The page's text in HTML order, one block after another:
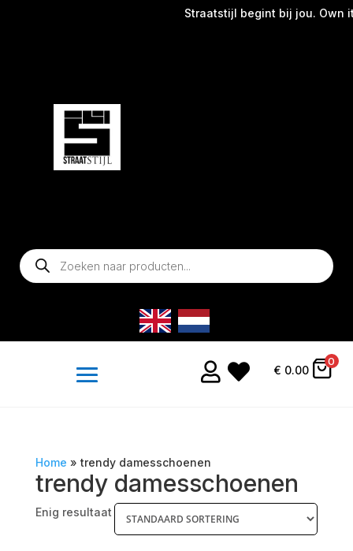
Straatstijl begint bij jou. Own it.
Producten
zoeken
  € 0.00
0
Home » trendy damesschoenen
trendy damesschoenen
Enig resultaat